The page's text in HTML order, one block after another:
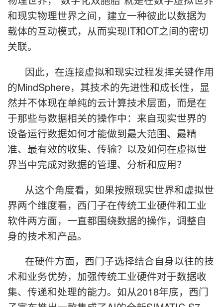
和现实物理世界之间，建立一种彼此以数据为
载体的互动模式，从而实现IT和OT之间的密切
关联。
因此，在连接虚拟和现实过程发挥关键作用
的MindSphere，其技术的先进性和成长性，显
然并不体现在单纯的云计算技术层面，而是在
于那些与数据相关的操作中：来自现实世界的
设备运行数据如何才能做到最大范围、最精
准、最有效的收集、传输？以及如何在虚拟世
界当中完成对数据的管理、分析和应用？
从这个角度看，如果按照现实世界和虚拟世
界两个维度看，西门子在传统工业硬件和工业
软件两方面，一直都围绕数据的操作，调整自
身的技术和产品。
在硬件方面，西门子选择结合自身以往的技
术和业务优势，加强传统工业硬件对于数据收
集、传递和处理的能力。如从2018年底，西门